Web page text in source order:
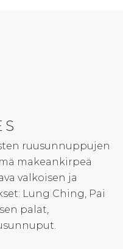
ruusunnuppujen
makeankirpeä
valkoisen ja
Lung Ching, Pai
palat,